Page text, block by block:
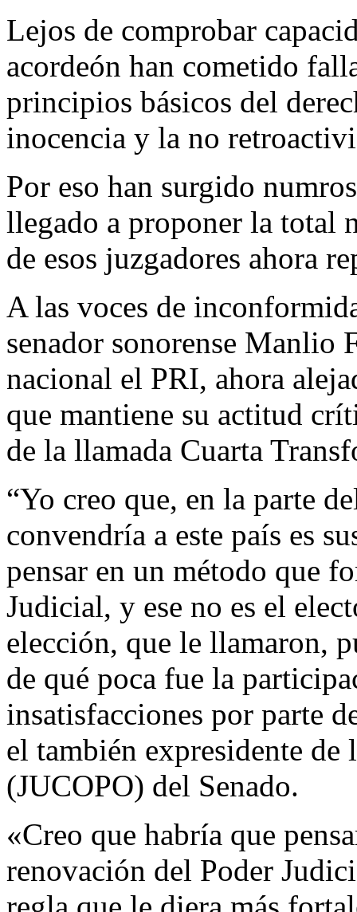
Lejos de comprobar
acordeón han cometido
principios básicos del
inocencia y la no
Por eso han surgido
llegado a proponer la total
de esos juzgadores ahora
A las voces de
senador sonorense Manlio
nacional el PRI, ahora
que mantiene su actitud
de la llamada Cuarta
“Yo creo que, en la parte
convendría a este país es
pensar en un método que
Judicial, y ese no es el
elección, que le llamaron,
de qué poca fue la
insatisfacciones por parte
el también expresidente
(JUCOPO) del Senado.
«Creo que habría que
renovación del Poder